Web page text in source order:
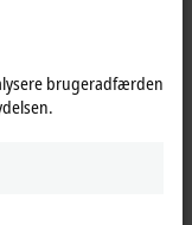
brugeradfærden